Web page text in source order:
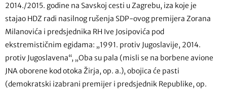
2014./2015. godine na Savskoj cesti u Zagrebu, iza koje je
stajao HDZ radi nasilnog rušenja SDP-ovog premijera Zorana
Milanovića i predsjednika RH Ive Josipovića pod
ekstremističnim egidama: „1991. protiv Jugoslavije, 2014.
protiv Jugoslavena“, „Oba su pala (misli se na borbene avione
JNA oborene kod otoka Žirja, op. a.), obojica će pasti
(demokratski izabrani premijer i predsjednik Republike, op.